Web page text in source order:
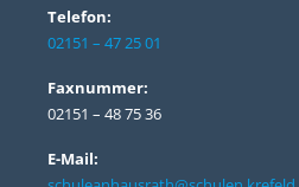
Telefon:
02151 – 47 25 01
Faxnummer:
02151 – 48 75 36
E-Mail: